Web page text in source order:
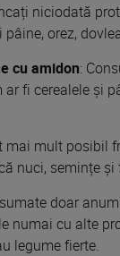
niciodată
orez,
cu amidon:
fi cerealele și
mai mult posibil
nuci, semințe
doar
numai cu alte
legume fierte.